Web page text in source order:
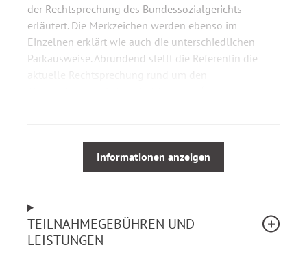
der Rechtsprechung des Bundessozialgerichts
erläutert. Die Merkzeichen werden ebenso im
Einzelnen erklärt wie auch die unterschiedlichen
Parkausweise. Abrundend stellt die Referentin die
1. Schwerbehindertenrecht (§§ 151 bis 175 SGB IX)
Funktionsbeeinträchtigung, Behinderung
Schwerbehindertenbegriff
Informationen anzeigen
TEILNAHMEGEBÜHREN UND
LEISTUNGEN